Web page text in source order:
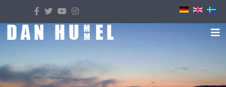
Select your language